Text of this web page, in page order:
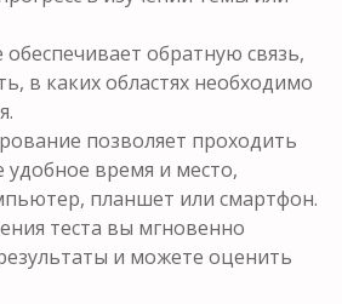
обратную связь,
в каких областях необходимо
позволяет проходить
удобное время и место,
планшет или смартфон.
теста вы мгновенно
и можете оценить